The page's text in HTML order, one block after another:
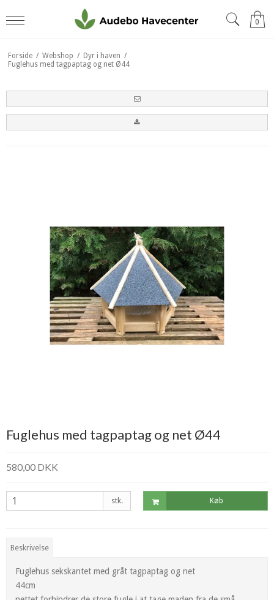
0
Forside / Webshop / Dyr i haven /
Fuglehus med tagpaptag og net Ø44
Fuglehus med tagpaptag og net Ø44
580,00 DKK
stk. Køb
Beskrivelse
Fuglehus sekskantet med gråt tagpaptag og net
44cm